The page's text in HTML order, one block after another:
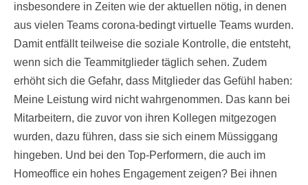
insbesondere in Zeiten wie der aktuellen nötig, in denen
aus vielen Teams corona-bedingt virtuelle Teams wurden.
Damit entfällt teilweise die soziale Kontrolle, die entsteht,
wenn sich die Teammitglieder täglich sehen. Zudem
erhöht sich die Gefahr, dass Mitglieder das Gefühl haben:
Meine Leistung wird nicht wahrgenommen. Das kann bei
Mitarbeitern, die zuvor von ihren Kollegen mitgezogen
wurden, dazu führen, dass sie sich einem Müssiggang
hingeben. Und bei den Top-Performern, die auch im
Homeoffice ein hohes Engagement zeigen? Bei ihnen